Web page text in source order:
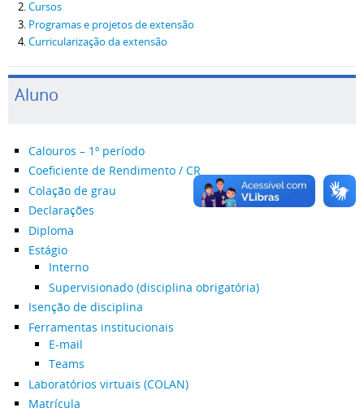
Cursos
Programas e projetos de extensão
Curricularização da extensão
Aluno
Calouros – 1º período
Coeficiente de Rendimento / CR
Colação de grau
Declarações
Diploma
Estágio
Interno
Supervisionado (disciplina obrigatória)
Isenção de disciplina
Ferramentas institucionais
E-mail
Teams
Laboratórios virtuais (COLAN)
Matrícula